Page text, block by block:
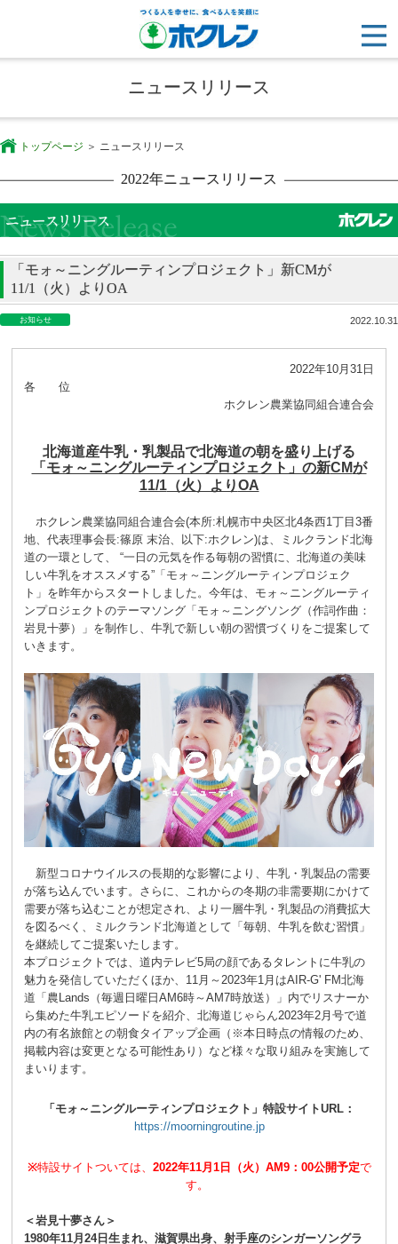
ニュースリリース
トップページ ニュースリリース
2022年ニュースリリース
「モォ～ニングルーティンプロジェクト」新CMが
11/1（火）よりOA
お知らせ 2022.10.31
2022年10月31日
各 位
ホクレン農業協同組合連合会
北海道産牛乳・乳製品で北海道の朝を盛り上げる
「モォ～ニングルーティンプロジェクト」の新CMが
11/1（火）よりOA
ホクレン農業協同組合連合会(本所:札幌市中央区北4条西1丁目3番
地、代表理事会長:篠原 末治、以下:ホクレン)は、ミルクランド北海
道の一環として、 “一日の元気を作る毎朝の習慣に、北海道の美味
しい牛乳をオススメする”「モォ～ニングルーティンプロジェク
ト」を昨年からスタートしました。今年は、モォ～ニングルーティ
ンプロジェクトのテーマソング「モォ～ニングソング（作詞作曲：
岩見十夢）」を制作し、牛乳で新しい朝の習慣づくりをご提案して
いきます。
新型コロナウイルスの長期的な影響により、牛乳・乳製品の需要
が落ち込んでいます。さらに、これからの冬期の非需要期にかけて
需要が落ち込むことが想定され、より一層牛乳・乳製品の消費拡大
を図るべく、ミルクランド北海道として「毎朝、牛乳を飲む習慣」
を継続してご提案いたします。
本プロジェクトでは、道内テレビ5局の顔であるタレントに牛乳の
魅力を発信していただくほか、11月～2023年1月はAIR-G' FM北海
道「農Lands（毎週日曜日AM6時～AM7時放送）」内でリスナーか
ら集めた牛乳エピソードを紹介、北海道じゃらん2023年2月号で道
内の有名旅館との朝食タイアップ企画（※本日時点の情報のため、
掲載内容は変更となる可能性あり）など様々な取り組みを実施して
まいります。
「モォ～ニングルーティンプロジェクト」特設サイトURL：
https://moorningroutine.jp
※特設サイトついては、 2022年11月1日（火） AM9： 00公開予定で
す 。
＜岩見十夢さん＞
1980年11月24日生まれ、滋賀県出身、射手座のシンガーソングラ